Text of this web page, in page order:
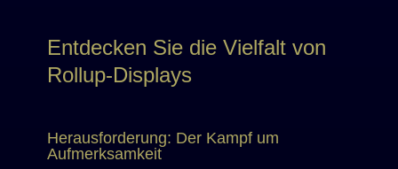
Entdecken Sie die Vielfalt von
Rollup-Displays
Herausforderung: Der Kampf um
Aufmerksamkeit